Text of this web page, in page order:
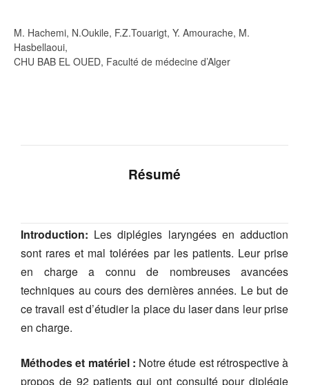
M. Hachemi, N.Oukile, F.Z.Touarigt, Y. Amourache, M.
Hasbellaoui,
CHU BAB EL OUED, Faculté de médecine d’Alger
Résumé
Introduction: Les diplégies laryngées en adduction
sont rares et mal tolérées par les patients. Leur prise
en charge a connu de nombreuses avancées
techniques au cours des dernières années. Le but de
ce travail est d’étudier la place du laser dans leur prise
en charge.
Méthodes et matériel : Notre étude est rétrospective à
propos de 92 patients qui ont consulté pour diplégie